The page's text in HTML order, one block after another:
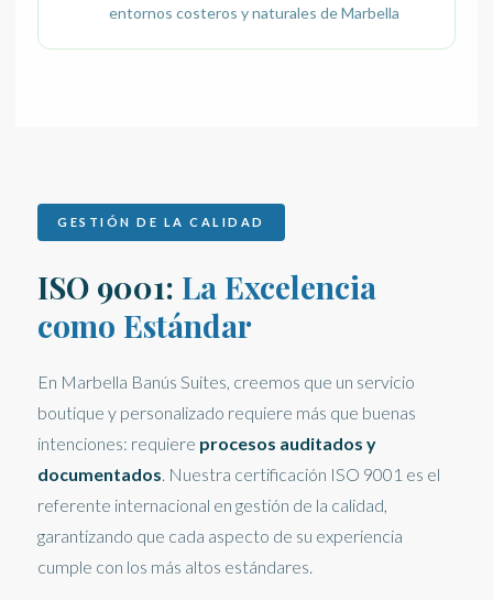
entornos costeros y naturales de Marbella
GESTIÓN DE LA CALIDAD
ISO 9001: La Excelencia
como Estándar
En Marbella Banús Suites, creemos que un servicio
boutique y personalizado requiere más que buenas
intenciones: requiere procesos auditados y
documentados . Nuestra certificación ISO 9001 es el
referente internacional en gestión de la calidad,
garantizando que cada aspecto de su experiencia
cumple con los más altos estándares.